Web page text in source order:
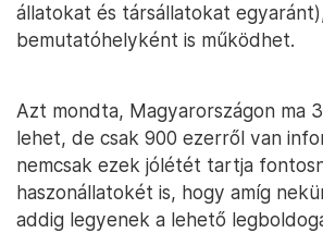
állatokat és társállatokat
bemutatóhelyként is működhet.
Azt mondta, Magyarországon ma
lehet, de csak 900 ezerről van
nemcsak ezek jólétét tartja
haszonállatokét is, hogy amíg
addig legyenek a lehető